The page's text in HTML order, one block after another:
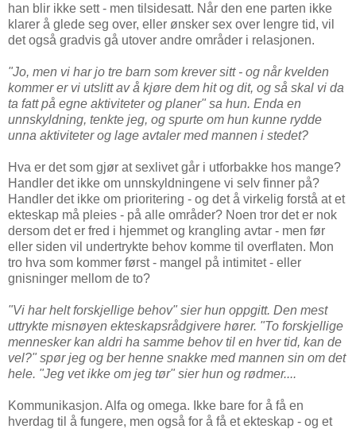
han blir ikke sett - men tilsidesatt. Når den ene parten ikke
klarer å glede seg over, eller ønsker sex over lengre tid, vil
det også gradvis gå utover andre områder i relasjonen.
"Jo, men vi har jo tre barn som krever sitt - og når kvelden
kommer er vi utslitt av å kjøre dem hit og dit, og så skal vi da
ta fatt på egne aktiviteter og planer" sa hun. Enda en
unnskyldning, tenkte jeg, og spurte om hun kunne rydde
unna aktiviteter og lage avtaler med mannen i stedet?
Hva er det som gjør at sexlivet går i utforbakke hos mange?
Handler det ikke om unnskyldningene vi selv finner på?
Handler det ikke om prioritering - og det å virkelig forstå at et
ekteskap må pleies - på alle områder? Noen tror det er nok
dersom det er fred i hjemmet og krangling avtar - men før
eller siden vil undertrykte behov komme til overflaten. Mon
tro hva som kommer først - mangel på intimitet - eller
gnisninger mellom de to?
"Vi har helt forskjellige behov" sier hun oppgitt. Den mest
uttrykte misnøyen ekteskapsrådgivere hører. "To forskjellige
mennesker kan aldri ha samme behov til en hver tid, kan de
vel?" spør jeg og ber henne snakke med mannen sin om det
hele. "Jeg vet ikke om jeg tør" sier hun og rødmer....
Kommunikasjon. Alfa og omega. Ikke bare for å få en
hverdag til å fungere, men også for å få et ekteskap - og et